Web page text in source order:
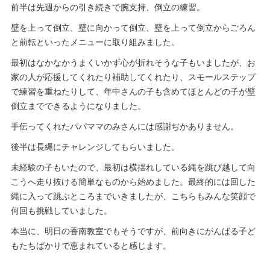
前半は先週からの引き続きで腕支持、倒立の練習。
壁を上って倒立、壁に向かって倒立、壁を上って倒立からごろん
と前転といったメニューに取り組みました。
最初はなかなかうまくいかず心が折れそうな子もいましたが、お
家の人が応援してくれたり補助してくれたり、スモールステップ
で練習を重ねたりして、年中さんの子も含めてほとんどの子が壁
倒立までできるようになりました。
手伝ってくれたパパママのみさんには感謝ぢかありません。
後半は長縄にチャレンジしてもらいました。
未経験の子もいたので、最初は横揺れしている縄を跳び越して向
こうへ走り抜ける簡単なものから始めました。最終的には回した
縄に入って跳ぶところまでいきましたが、こちらもみんな笑顔で
何回も挑戦していました。
本当に、明日の香南教室でもそうですが、前向きにがんばる子ど
もたちばかりで恵まれていると感じます。